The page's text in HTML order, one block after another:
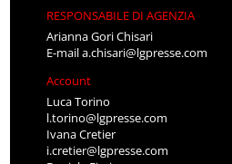
RESPONSABILE DI AGENZIA
Arianna Gori Chisari
E-maila.chisari@lgpresse.com
Account
Luca Torino
l.torino@lgpresse.com
Ivana Cretier
i.cretier@lgpresse.com